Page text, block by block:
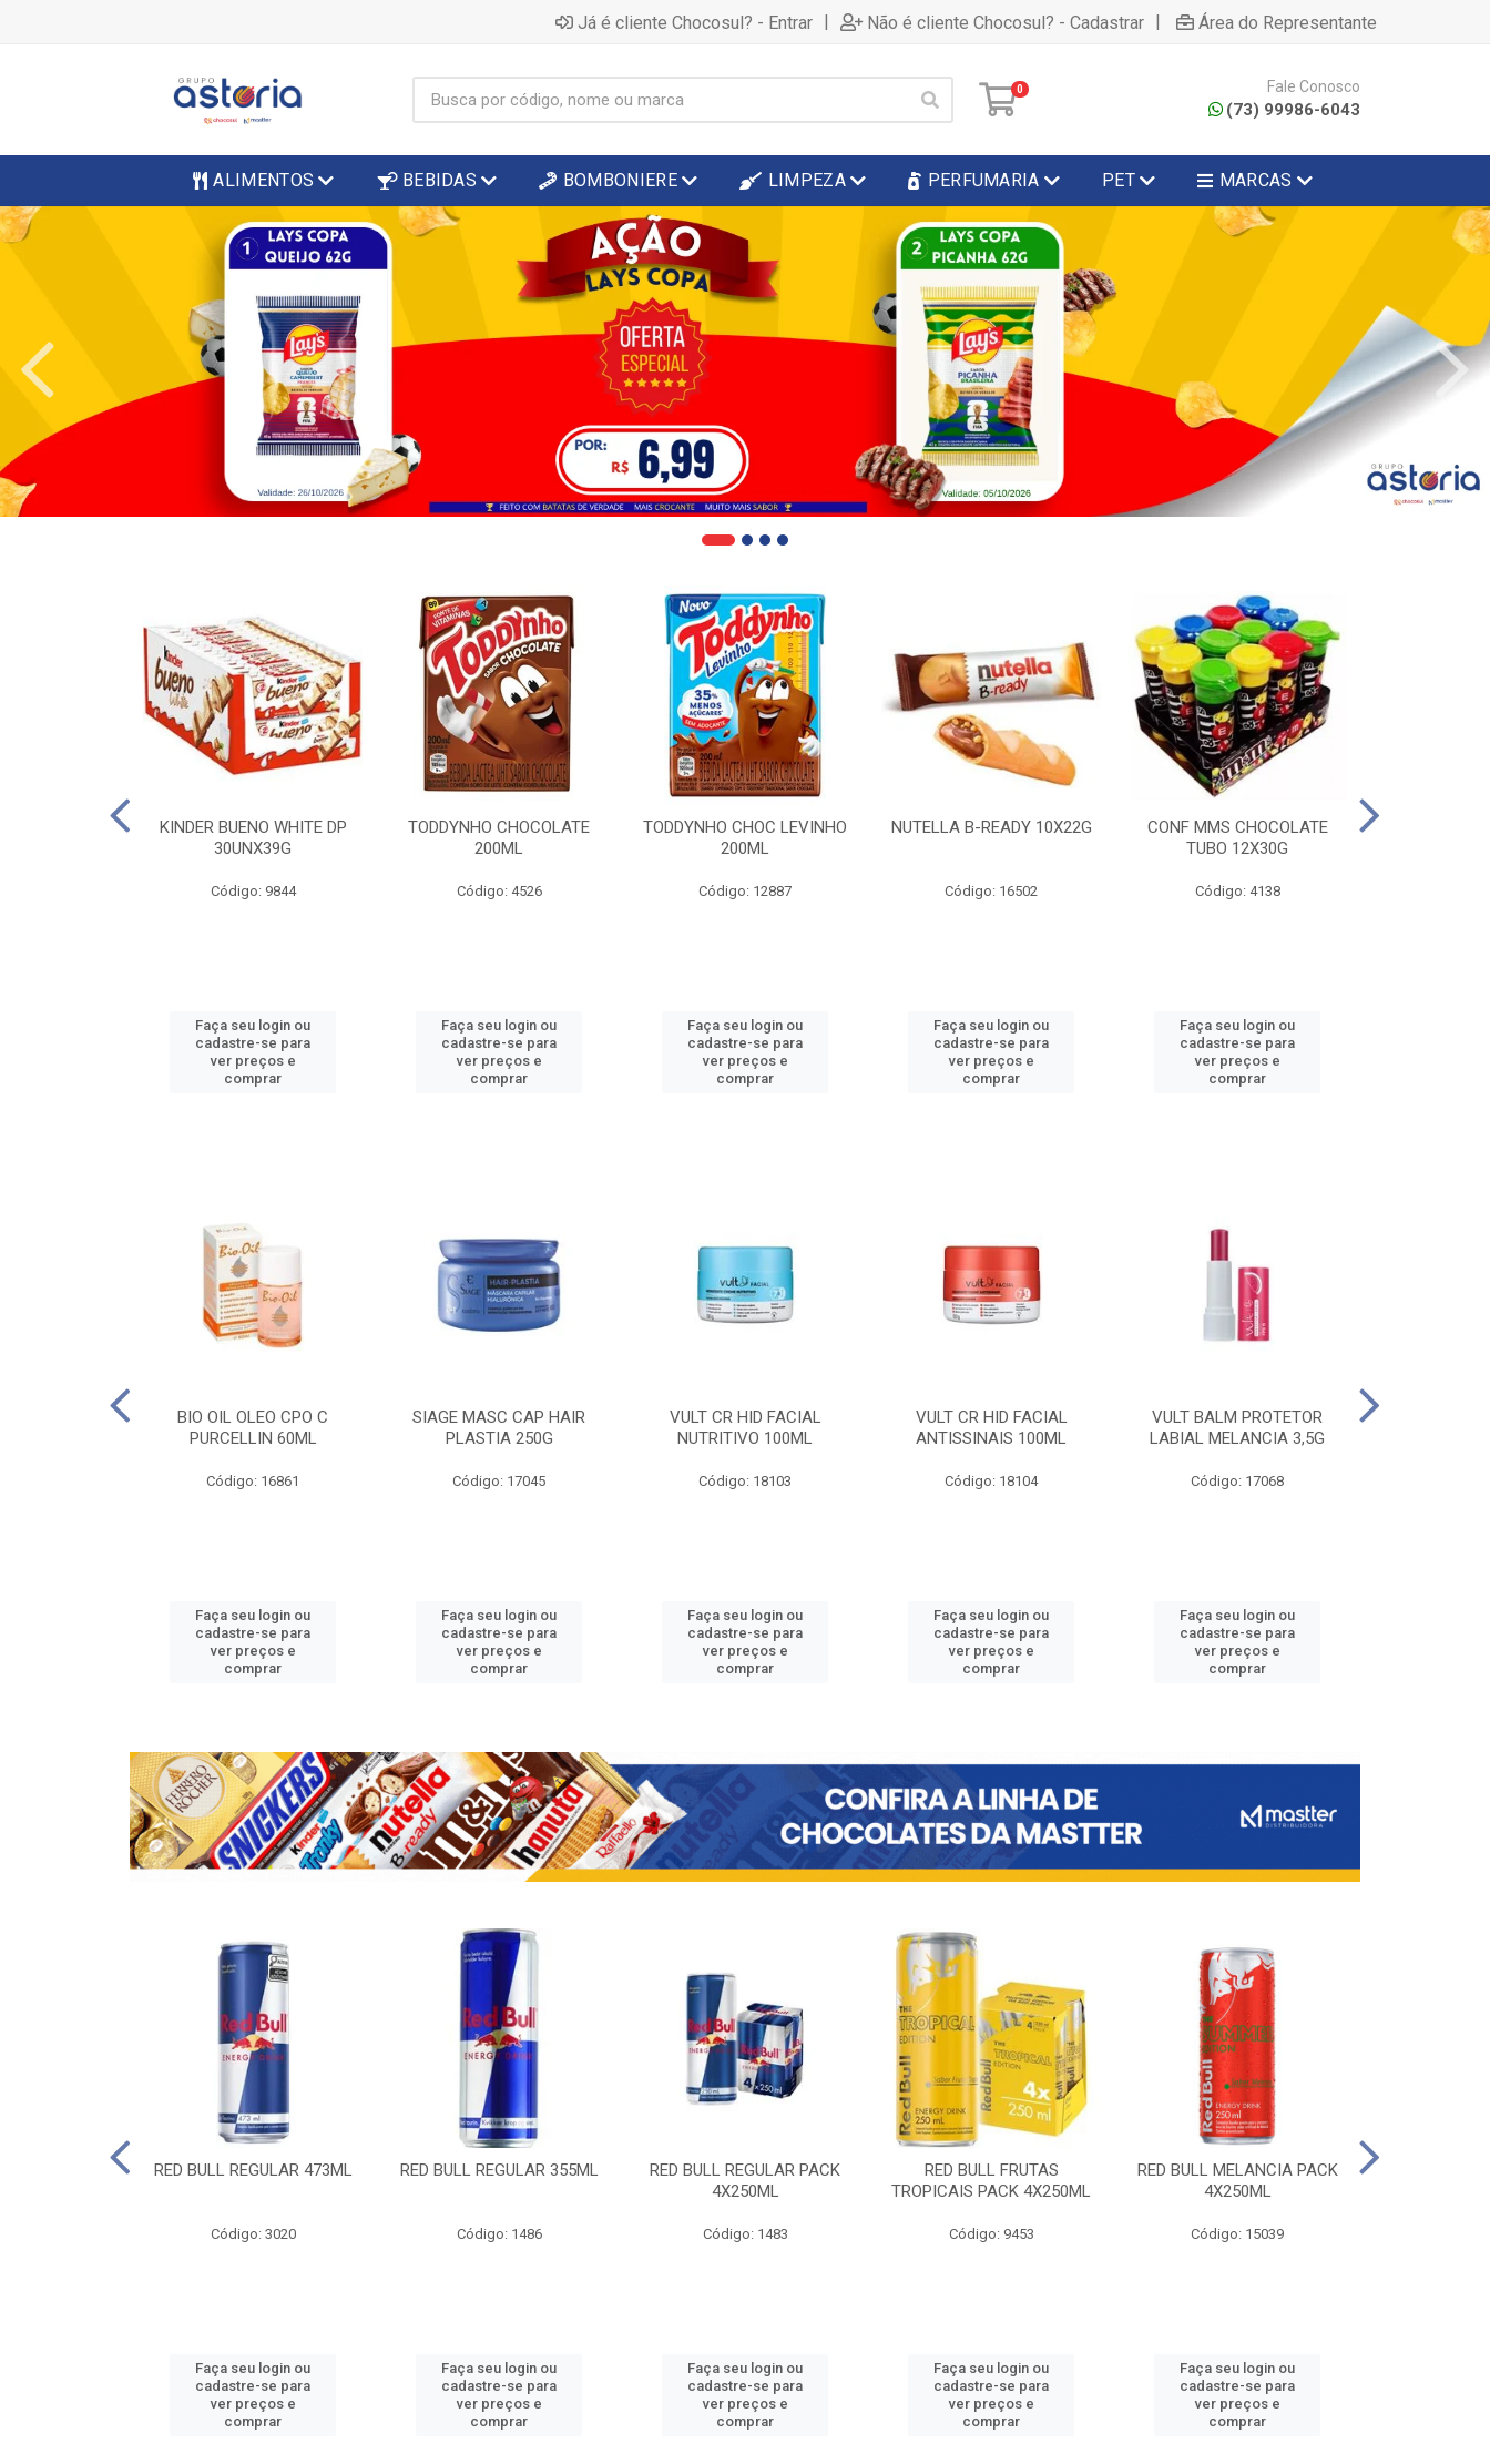
Já é cliente Chocosul? - Entrar | Não é cliente Chocosul? - Cadastrar | Área do Representante
0 Fale Conosco
(73) 99986-6043
ALIMENTOS BEBIDAS BOMBONIERE LIMPEZA PERFUMARIA PET MARCAS
KINDER BUENO WHITE DP
30UNX39G
Código: 9844
Faça seu login ou
cadastre-se para
ver preços e
comprar
TODDYNHO CHOCOLATE
200ML
Código: 4526
Faça seu login ou
cadastre-se para
ver preços e
comprar
TODDYNHO CHOC LEVINHO
200ML
Código: 12887
Faça seu login ou
cadastre-se para
ver preços e
comprar
NUTELLA B-READY 10X22G
Código: 16502
Faça seu login ou
cadastre-se para
ver preços e
comprar
CONF MMS CHOCOLATE
TUBO 12X30G
Código: 4138
Faça seu login ou
cadastre-se para
ver preços e
comprar
BIO OIL OLEO CPO C
PURCELLIN 60ML
Código: 16861
Faça seu login ou
cadastre-se para
ver preços e
comprar
SIAGE MASC CAP HAIR
PLASTIA 250G
Código: 17045
Faça seu login ou
cadastre-se para
ver preços e
comprar
VULT CR HID FACIAL
NUTRITIVO 100ML
Código: 18103
Faça seu login ou
cadastre-se para
ver preços e
comprar
VULT CR HID FACIAL
ANTISSINAIS 100ML
Código: 18104
Faça seu login ou
cadastre-se para
ver preços e
comprar
VULT BALM PROTETOR
LABIAL MELANCIA 3,5G
Código: 17068
Faça seu login ou
cadastre-se para
ver preços e
comprar
RED BULL REGULAR 473ML
Código: 3020
Faça seu login ou
cadastre-se para
ver preços e
comprar
RED BULL REGULAR 355ML
Código: 1486
Faça seu login ou
cadastre-se para
ver preços e
comprar
RED BULL REGULAR PACK
4X250ML
Código: 1483
Faça seu login ou
cadastre-se para
ver preços e
comprar
RED BULL FRUTAS
TROPICAIS PACK 4X250ML
Código: 9453
Faça seu login ou
cadastre-se para
ver preços e
comprar
RED BULL MELANCIA PACK
4X250ML
Código: 15039
Faça seu login ou
cadastre-se para
ver preços e
comprar